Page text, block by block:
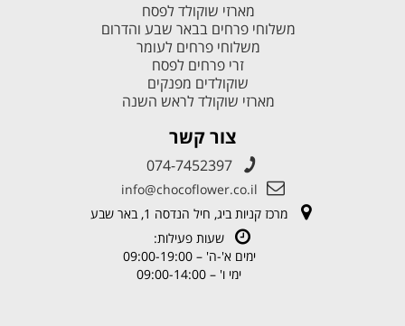
מארזי שוקולד לפסח
משלוחי פרחים בבאר שבע והדרום
משלוחי פרחים לעומר
זרי פרחים לפסח
שוקולדים מפנקים
מארזי שוקולד לראש השנה
צור קשר
074-7452397
info@chocoflower.co.il
מרכז קניות ביג, חיל הנדסה 1, באר שבע
שעות פעילות:
ימים א'-ה' – 09:00-19:00
ימי ו' – 09:00-14:00